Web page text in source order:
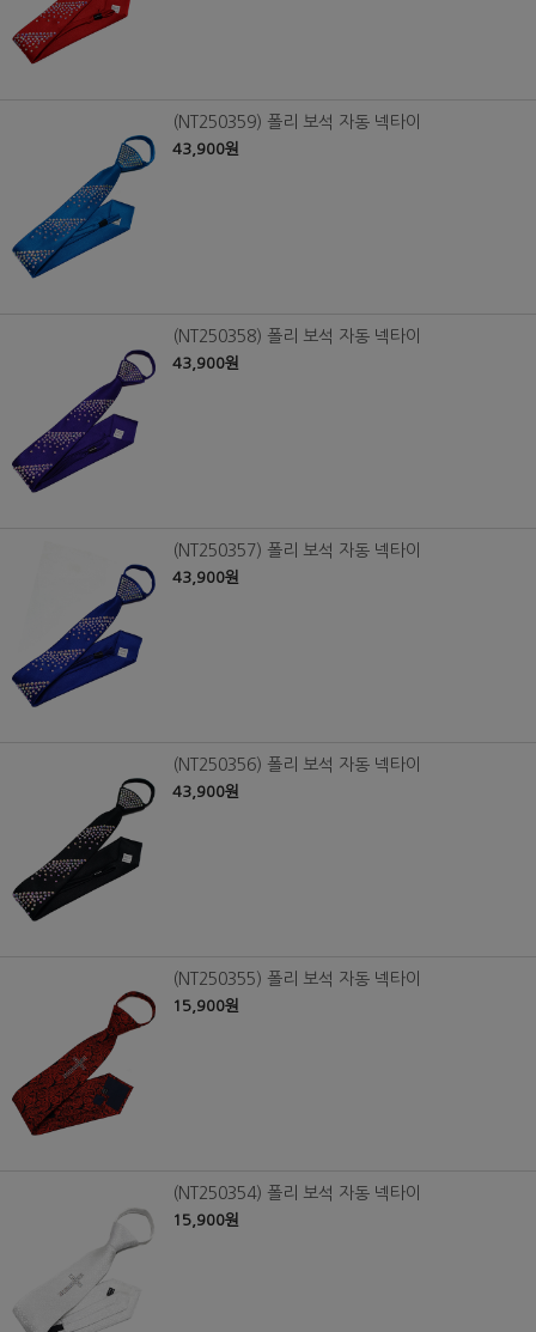
(NT250359) 폴리 보석 자동 넥타이
43,900원
(NT250358) 폴리 보석 자동 넥타이
43,900원
(NT250357) 폴리 보석 자동 넥타이
43,900원
(NT250356) 폴리 보석 자동 넥타이
43,900원
(NT250355) 폴리 보석 자동 넥타이
15,900원
(NT250354) 폴리 보석 자동 넥타이
15,900원